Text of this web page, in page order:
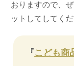
おりますので、
ットしてしてく
『こども商